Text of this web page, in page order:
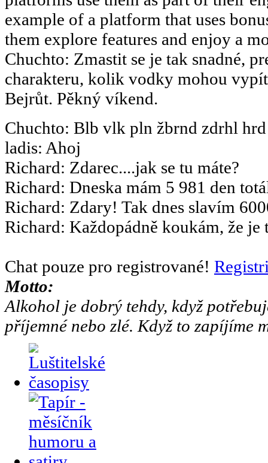
example of a platform that uses
them explore features and enjoy a
Chuchto: Zmastit se je tak snadné,
charakteru, kolik vodky mohou
Bejrůt. Pěkný víkend.
Chuchto: Blb vlk pln žbrnd zdrhl
ladis: Ahoj
Richard: Zdarec....jak se tu máte?
Richard: Dneska mám 5 981 den
Richard: Zdary! Tak dnes slavím
Richard: Každopádně koukám, že
Chat pouze pro registrované!
Motto:
Alkohol je dobrý tehdy, když
příjemné nebo zlé. Když to zapíjíme